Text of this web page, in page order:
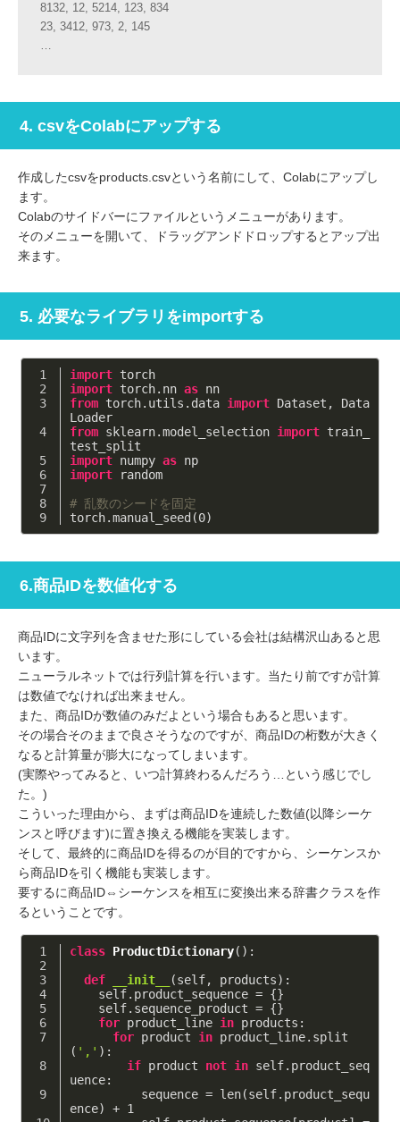
8132, 12, 5214, 123, 834
23, 3412, 973, 2, 145
…
4. csvをColabにアップする
作成したcsvをproducts.csvという名前にして、Colabにアップし
ます。
Colabのサイドバーにファイルというメニューがあります。
そのメニューを開いて、ドラッグアンドドロップするとアップ出
来ます。
5. 必要なライブラリをimportする
import torch
import torch.nn as nn
from torch.utils.data import Dataset, Data
Loader
from sklearn.model_selection import train_
test_split
import numpy as np
import random
# 乱数のシードを固定
torch.manual_seed(0)
6.商品IDを数値化する
商品IDに文字列を含ませた形にしている会社は結構沢山あると思
います。
ニューラルネットでは行列計算を行います。当たり前ですが計算
は数値でなければ出来ません。
また、商品IDが数値のみだよという場合もあると思います。
その場合そのままで良さそうなのですが、商品IDの桁数が大きく
なると計算量が膨大になってしまいます。
(実際やってみると、いつ計算終わるんだろう…という感じでし
た。)
こういった理由から、まずは商品IDを連続した数値(以降シーケ
ンスと呼びます)に置き換える機能を実装します。
そして、最終的に商品IDを得るのが目的ですから、シーケンスか
ら商品IDを引く機能も実装します。
要するに商品ID⇔シーケンスを相互に変換出来る辞書クラスを作
るということです。
class ProductDictionary() :
def
__init__ (self, products) :
    self.product_sequence = {}
    self.sequence_product = {}
for product_line in products:
for product in product_line.split
( ',' ):
if product not in self.product_seq
uence:
ence) + 1